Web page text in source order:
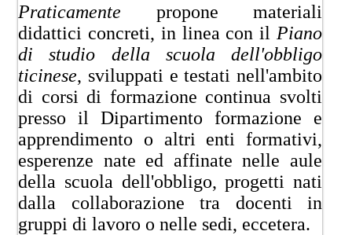
Praticamente propone materiali
didattici concreti, in linea con il Piano
di studio della scuola dell'obbligo
ticinese, sviluppati e testati nell'ambito
di corsi di formazione continua svolti
presso il Dipartimento formazione e
apprendimento o altri enti formativi,
esperenze nate ed affinate nelle aule
della scuola dell'obbligo, progetti nati
dalla collaborazione tra docenti in
gruppi di lavoro o nelle sedi, eccetera.